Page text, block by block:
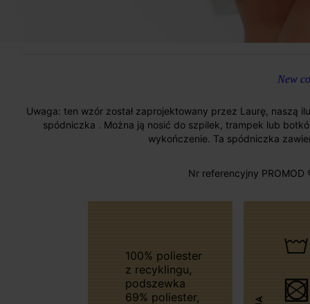
New
Uwaga: ten wzór został zaprojektowany przez Laurę, naszą
spódniczka . Można ją nosić do szpilek, trampek lub
wykończenie. Ta spódniczka
Nr referencyjny
100% poliester
z recyklingu,
podszewka
69% poliester,